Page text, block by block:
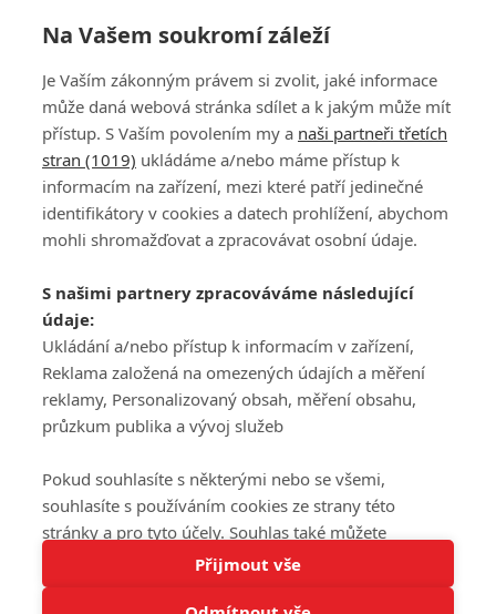
Tato stránka používá soubory cookies.
PŘIHLÁSIT
REGISTROVAT
DISKUZE
Šéfredaktorkou webu jePetr Slavík, e-mailserialy@fandimefilmu.cz
Máte-li zájem o inzerci na našem webu napište nám na e-mail
studio@koncal.com
Ochrana osobních údajů|Zásady používání cookies |Pravidla webu
Upravit nastavení soukromí
© 2016 – 2026 FandimeSerialum.cz / All rights reserved /
Na Vašem soukromí záleží
Je Vaším zákonným právem si zvolit, jaké informace
může daná webová stránka sdílet a k jakým může mít
přístup. S Vaším povolením my a naši partneři třetích
stran (1019) ukládáme a/nebo máme přístup k
informacím na zařízení, mezi které patří jedinečné
identifikátory v cookies a datech prohlížení, abychom
mohli shromažďovat a zpracovávat osobní údaje.
S našimi partnery zpracováváme následující
údaje:
Ukládání a/nebo přístup k informacím v zařízení,
Reklama založená na omezených údajích a měření
reklamy, Personalizovaný obsah, měření obsahu,
průzkum publika a vývoj služeb
Pokud souhlasíte s některými nebo se všemi,
souhlasíte s používáním cookies ze strany této
stránky a pro tyto účely. Souhlas také můžete
odmítnout, ale v takovém případě vám na stránce
nebudou k dispozici některé personalizované funkce.
Přijmout vše